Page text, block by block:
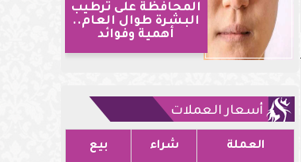
المحافظة على ترطيب
البشرة طوال العام..
أهمية وفوائد
أسعار العملات
العملة شراء بيع